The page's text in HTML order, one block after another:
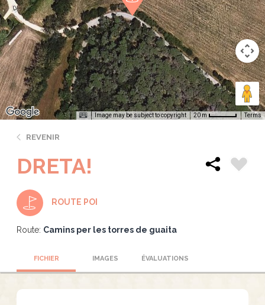
Image may be subject to copyright 20 m Terms
REVENIR
DRETA!
ROUTE POI
Route: Camins per les torres de guaita
FICHIER IMAGES ÉVALUATIONS